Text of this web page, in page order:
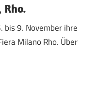
bis 9. November ihre
Milano Rho. Über